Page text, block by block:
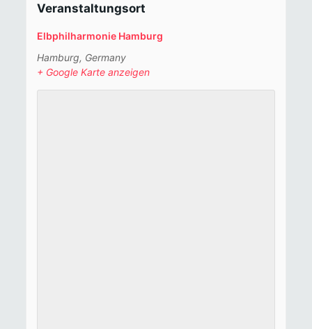
Veranstaltungsort
Elbphilharmonie Hamburg
Hamburg, Germany
+ Google Karte anzeigen